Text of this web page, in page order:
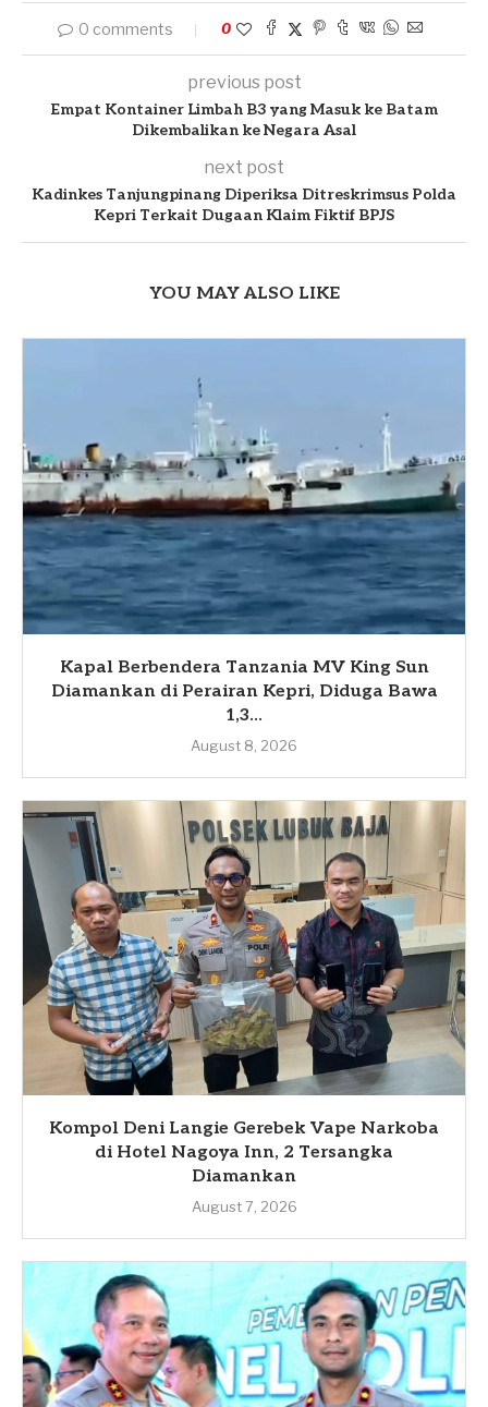
0 comments 0
previous post
Empat Kontainer Limbah B3 yang Masuk ke Batam
Dikembalikan ke Negara Asal
next post
Kadinkes Tanjungpinang Diperiksa Ditreskrimsus Polda
Kepri Terkait Dugaan Klaim Fiktif BPJS
YOU MAY ALSO LIKE
Kapal Berbendera Tanzania MV King Sun
Diamankan di Perairan Kepri, Diduga Bawa
1,3...
August 8, 2026
Kompol Deni Langie Gerebek Vape Narkoba
di Hotel Nagoya Inn, 2 Tersangka
Diamankan
August 7, 2026